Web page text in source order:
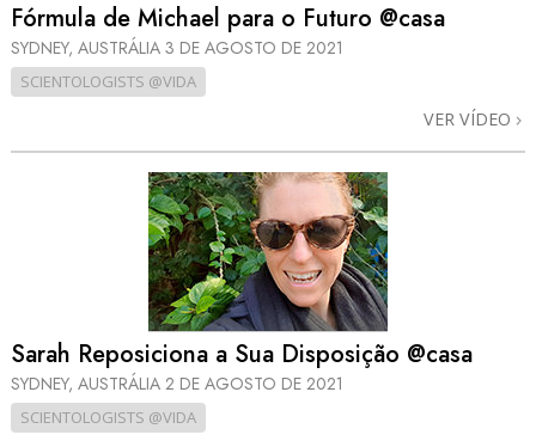
Fórmula de Michael para o Futuro @casa
SYDNEY, AUSTRÁLIA 3 DE AGOSTO DE 2021
SCIENTOLOGISTS @VIDA
VER VÍDEO
Sarah Reposiciona a Sua Disposição @casa
SYDNEY, AUSTRÁLIA 2 DE AGOSTO DE 2021
SCIENTOLOGISTS @VIDA